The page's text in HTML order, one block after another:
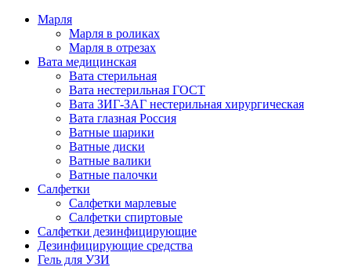
Марля
Марля в роликах
Марля в отрезах
Вата медицинская
Вата стерильная
Вата нестерильная ГОСТ
Вата ЗИГ-ЗАГ нестерильная хирургическая
Вата глазная Россия
Ватные шарики
Ватные диски
Ватные валики
Ватные палочки
Салфетки
Салфетки марлевые
Салфетки спиртовые
Салфетки дезинфицирующие
Дезинфицирующие средства
Гель для УЗИ